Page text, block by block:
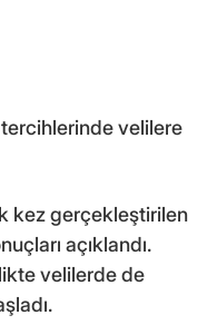
velilere
kez gerçekleştirilen
açıklandı.
velilerde de